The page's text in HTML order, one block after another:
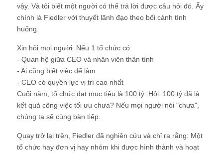
vậy. Và tôi biết một người có thể trả lời được câu hỏi đó. Ấy
chính là Fiedler với thuyết lãnh đạo theo bối cảnh tình
huống.
Xin hỏi mọi người: Nếu 1 tổ chức có:
- Quan hệ giữa CEO và nhân viên thân tình
- Ai cũng biết việc để làm
- CEO có quyền lực vị trí cao nhất
Cuối năm, tổ chức đạt mục tiêu là 100 tỷ. Hỏi: 100 tỷ đã là
kết quả công việc tối ưu chưa? Nếu mọi người nói "chưa",
chúng ta sẽ cùng bàn tiếp.
Quay trở lại trên, Fiedler đã nghiên cứu và chỉ ra rằng: Một
tổ chức hay đơn vị hay nhóm khi được hình thành và hoạt